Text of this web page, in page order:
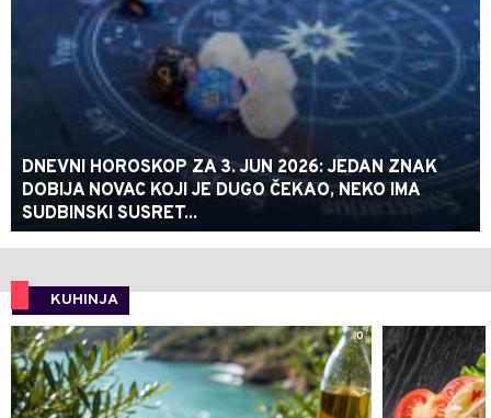
DNEVNI HOROSKOP ZA 3. JUN 2026: JEDAN ZNAK
DOBIJA NOVAC KOJI JE DUGO ČEKAO, NEKO IMA
SUDBINSKI SUSRET...
KUHINJA
0